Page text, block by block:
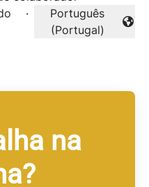
·
Alterar idioma
Português
(Portugal)
na